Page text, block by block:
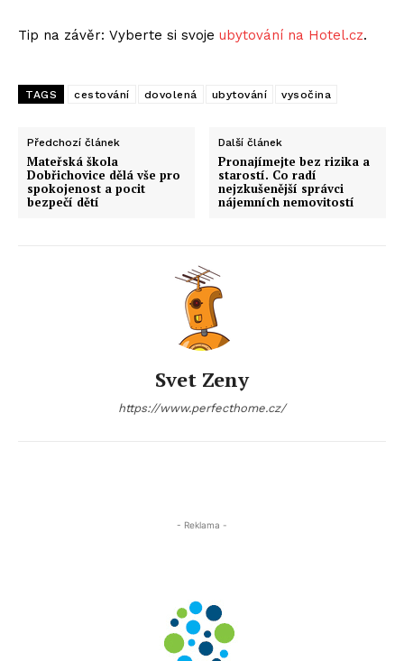
Tip na závěr: Vyberte si svoje ubytování na Hotel.cz.
TAGS cestování dovolená ubytování vysočina
Předchozí článek
Mateřská škola
Dobřichovice dělá vše pro
spokojenost a pocit
bezpečí dětí
Další článek
Pronajímejte bez rizika a
starostí. Co radí
nejzkušenější správci
nájemních nemovitostí
Svet Zeny
https://www.perfecthome.cz/
- Reklama -